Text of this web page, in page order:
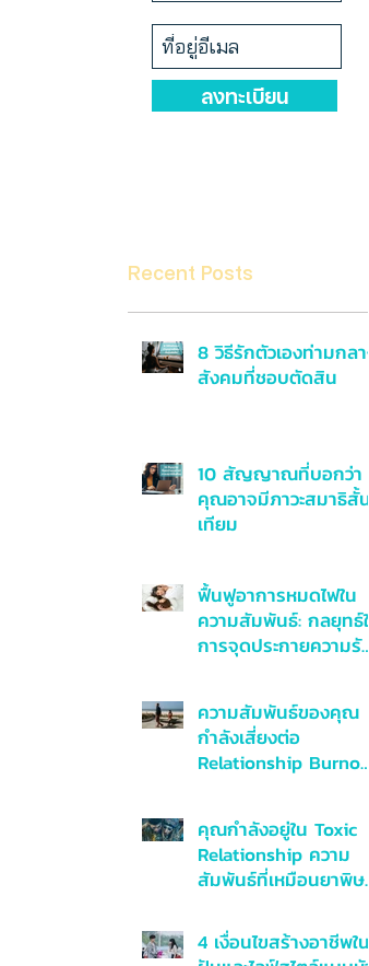
ลงทะเบียน
Recent Posts
8 วิธีรักตัวเองท่ามกลาง
สังคมที่ชอบตัดสิน
10 สัญญาณที่บอกว่า
คุณอาจมีภาวะสมาธิสั้น
เทียม
ฟื้นฟูอาการหมดไฟใน
ความสัมพันธ์: กลยุทธ์ใน
การจุดประกายความรัก
ความสัมพันธ์ของคุณ
กำลังเสี่ยงต่อ
Relationship Burnout
คุณกำลังอยู่ใน Toxic
Relationship ความ
สัมพันธ์ที่เหมือนยาพิษ
4 เงื่อนไขสร้างอาชีพใน